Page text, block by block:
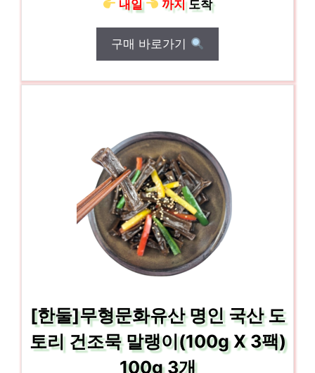
내일 까지도착
구매 바로가기
[한둘]무형문화유산 명인 국산 도
토리 건조묵 말랭이(100g X 3팩)
100g 3개